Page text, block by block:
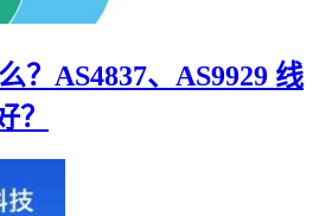
？AS4837、AS9929 线
？